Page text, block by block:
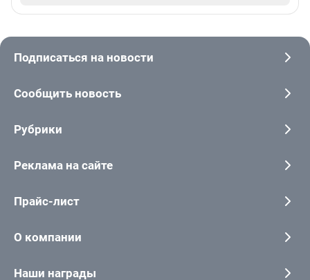
Подписаться на новости
Сообщить новость
Рубрики
Реклама на сайте
Прайс-лист
О компании
Наши награды